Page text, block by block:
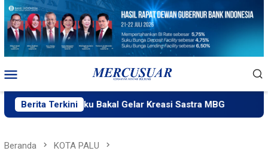
Loncat
konten
Mobile
Berita Terkini
Ngataku Bakal Gelar Kreasi Sastra MBG Fatek
Beranda KOTA PALU